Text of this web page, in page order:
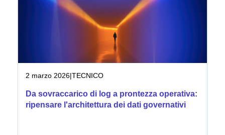
2 marzo 2026|TECNICO
Da sovraccarico di log a prontezza operativa:
ripensare l'architettura dei dati governativi